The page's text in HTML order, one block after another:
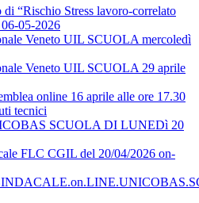
di “Rischio Stress lavoro-correlato
05-2026
Veneto UIL SCUOLA mercoledì
Veneto UIL SCUOLA 29 aprile
online 16 aprile alle ore 17.30
tecnici
SCUOLA DI LUNEDì 20
FLC CGIL del 20/04/2026 on-